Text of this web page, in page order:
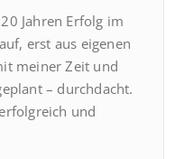
Jahren Erfolg im
erst aus eigenen
meiner Zeit und
– durchdacht.
und